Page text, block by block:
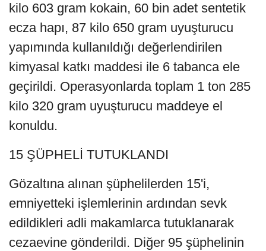
kilo 603 gram kokain, 60 bin adet sentetik
ecza hapı, 87 kilo 650 gram uyuşturucu
yapımında kullanıldığı değerlendirilen
kimyasal katkı maddesi ile 6 tabanca ele
geçirildi. Operasyonlarda toplam 1 ton 285
kilo 320 gram uyuşturucu maddeye el
konuldu.
15 ŞÜPHELİ TUTUKLANDI
Gözaltına alınan şüphelilerden 15'i,
emniyetteki işlemlerinin ardından sevk
edildikleri adli makamlarca tutuklanarak
cezaevine gönderildi. Diğer 95 şüphelinin